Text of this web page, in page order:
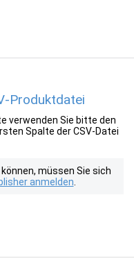
Produktdatei
verwenden Sie bitte den
Spalte der CSV-Datei
müssen Sie sich
anmelden